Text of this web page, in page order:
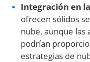
Integración en
ofrecen sólidos
nube, aunque las
podrían
estrategias de